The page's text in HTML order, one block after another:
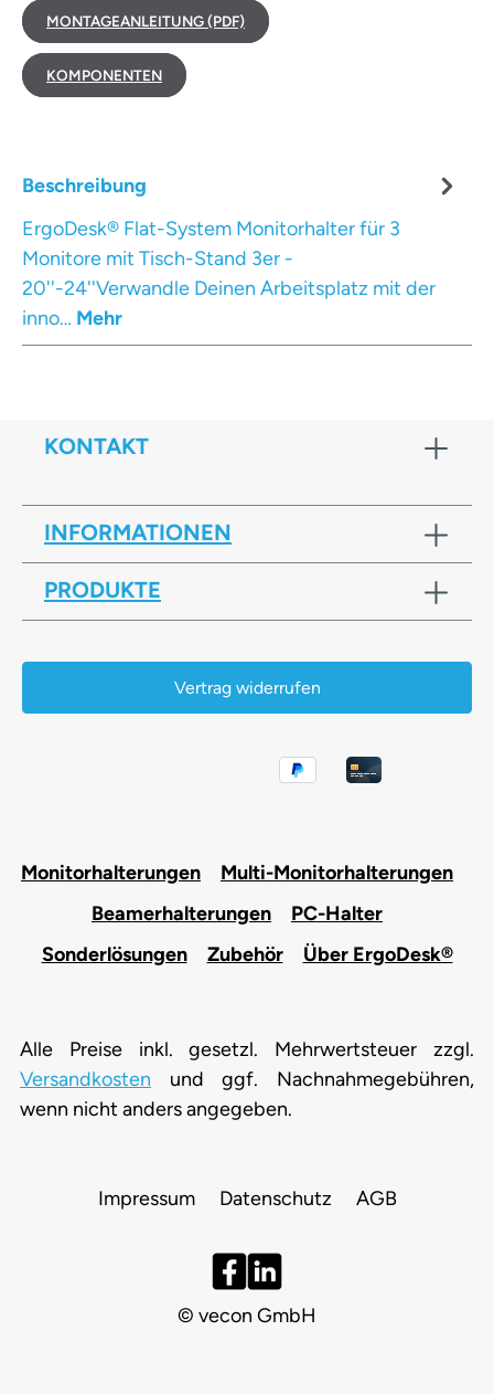
MONTAGEANLEITUNG (PDF)
KOMPONENTEN
Beschreibung
ErgoDesk® Flat-System Monitorhalter für 3
Monitore mit Tisch-Stand 3er -
20''-24''Verwandle Deinen Arbeitsplatz mit der
inno… Mehr
KONTAKT
INFORMATIONEN
PRODUKTE
Vertrag widerrufen
Monitorhalterungen
Multi-Monitorhalterungen
Beamerhalterungen
PC-Halter
Sonderlösungen
Zubehör Über ErgoDesk®
Alle Preise inkl. gesetzl. Mehrwertsteuer zzgl.
Versandkosten und ggf. Nachnahmegebühren,
wenn nicht anders angegeben.
Impressum Datenschutz AGB
© vecon GmbH